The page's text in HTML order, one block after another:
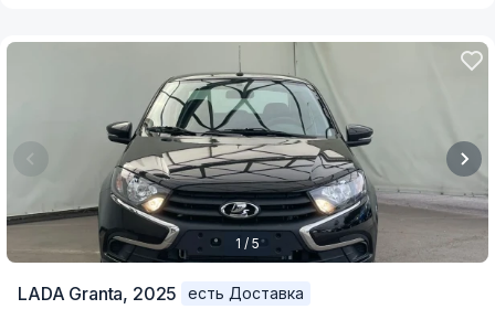
1 / 5
LADA Granta, 2025
есть Доставка